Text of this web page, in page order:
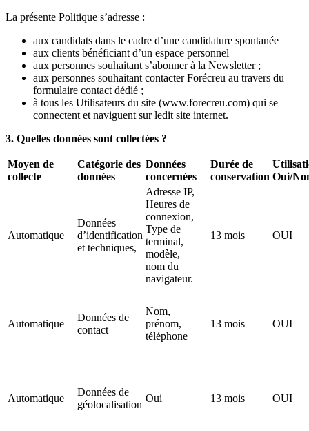
La présente Politique s’adresse :
aux candidats dans le cadre d’une candidature spontanée
aux clients bénéficiant d’un espace personnel
aux personnes souhaitant s’abonner à la Newsletter ;
aux personnes souhaitant contacter Forécreu au travers du
formulaire contact dédié ;
à tous les Utilisateurs du site (www.forecreu.com) qui se
connectent et naviguent sur ledit site internet.
3. Quelles données sont collectées ?
Moyen de
collecte
Catégorie des
données
Données
concernées
Durée de
conservation Oui/
Automatique
Données
d’identification
et techniques,
Adresse IP,
Heures de
connexion,
Type de
terminal,
modèle,
nom du
navigateur.
13 mois OUI
Automatique
Données de
contact
Nom,
prénom,
téléphone
13 mois OUI
Automatique
Données de
géolocalisation
Oui 13 mois OUI